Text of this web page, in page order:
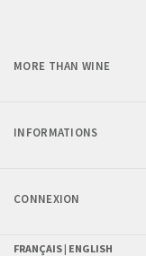
MORE THAN WINE
INFORMATIONS
CONNEXION
FRANÇAIS | ENGLISH